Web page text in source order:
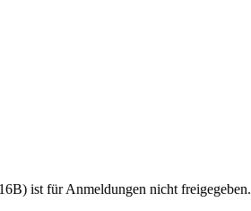
ist für Anmeldungen nicht freigegeben.